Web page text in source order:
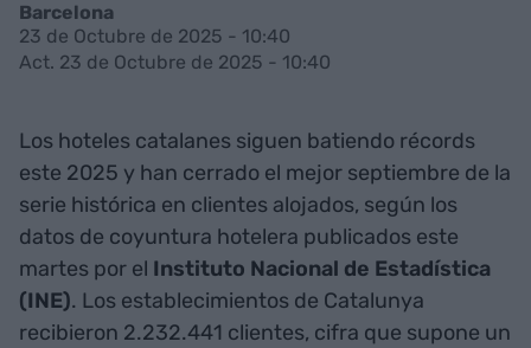
Barcelona
23 de Octubre de 2025 - 10:40
Act. 23 de Octubre de 2025 - 10:40
Los hoteles catalanes siguen batiendo récords
este 2025 y han cerrado el mejor septiembre de la
serie histórica en clientes alojados, según los
datos de coyuntura hotelera publicados este
martes por el Instituto Nacional de Estadística
(INE). Los establecimientos de Catalunya
recibieron 2.232.441 clientes, cifra que supone un